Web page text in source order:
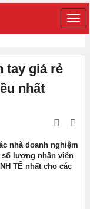
tay giá rẻ
nhất
nhà doanh nghiệm
lượng nhân viên
TẾ nhất cho các